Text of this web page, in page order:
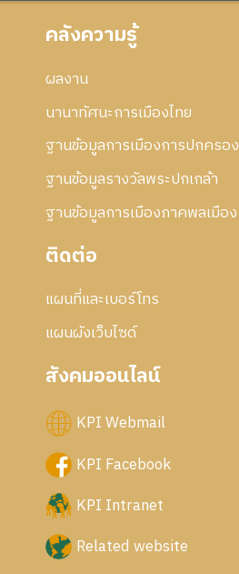
คลังความรู้
ผลงาน
นานาทัศนะการเมืองไทย
ฐานข้อมูลการเมืองการปกครอง
ฐานข้อมูลรางวัลพระปกเกล้า
ฐานข้อมูลการเมืองภาคพลเมือง
ติดต่อ
แผนที่และเบอร์โทร
แผนผังเว็บไซด์
สังคมออนไลน์
KPI Webmail
KPI Facebook
KPI Intranet
Related website